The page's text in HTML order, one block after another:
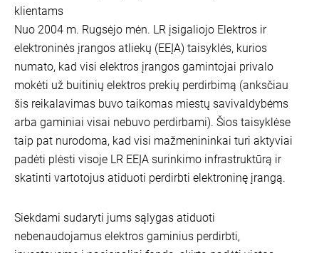
klientams
Nuo 2004 m. Rugsėjo mėn. LR įsigaliojo Elektros ir
elektroninės įrangos atliekų (EEĮA) taisyklės, kurios
numato, kad visi elektros įrangos gamintojai privalo
mokėti už buitinių elektros prekių perdirbimą (anksčiau
šis reikalavimas buvo taikomas miestų savivaldybėms
arba gaminiai visai nebuvo perdirbami). Šios taisyklėse
taip pat nurodoma, kad visi mažmenininkai turi aktyviai
padėti plėsti visoje LR EEĮA surinkimo infrastruktūrą ir
skatinti vartotojus atiduoti perdirbti elektroninę įrangą.
Siekdami sudaryti jums sąlygas atiduoti
nebenaudojamus elektros gaminius perdirbti,